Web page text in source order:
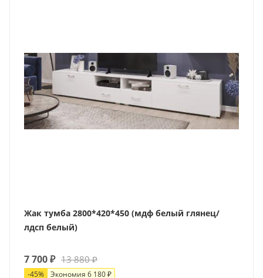
Жак тумба 2800*420*450 (мдф белый глянец/
лдсп белый)
7 700₽ 13 880₽
-45% Экономия 6 180₽